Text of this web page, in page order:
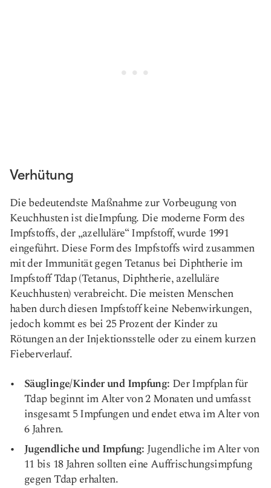
Verhütung
Die bedeutendste Maßnahme zur Vorbeugung von
Keuchhusten ist dieImpfung. Die moderne Form des
Impfstoffs, der „azelluläre“ Impfstoff, wurde 1991
eingeführt. Diese Form des Impfstoffs wird zusammen
mit der Immunität gegen Tetanus bei Diphtherie im
Impfstoff Tdap (Tetanus, Diphtherie, azelluläre
Keuchhusten) verabreicht. Die meisten Menschen
haben durch diesen Impfstoff keine Nebenwirkungen,
jedoch kommt es bei 25 Prozent der Kinder zu
Rötungen an der Injektionsstelle oder zu einem kurzen
Fieberverlauf.
Säuglinge/Kinder und Impfung: Der Impfplan für
Tdap beginnt im Alter von 2 Monaten und umfasst
insgesamt 5 Impfungen und endet etwa im Alter von
6 Jahren.
Jugendliche und Impfung:Jugendliche im Alter von
11 bis 18 Jahren sollten eine Auffrischungsimpfung
gegen Tdap erhalten.